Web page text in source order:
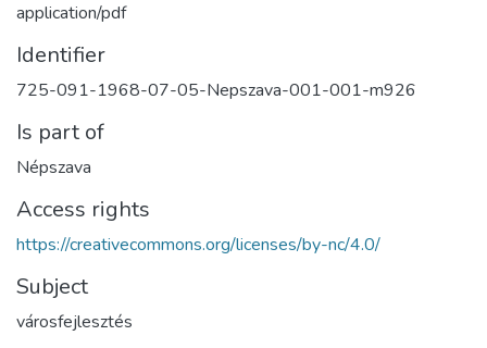
application/pdf
Identifier
725-091-1968-07-05-Nepszava-001-001-m926
Is part of
Népszava
Access rights
https://creativecommons.org/licenses/by-nc/4.0/
Subject
városfejlesztés